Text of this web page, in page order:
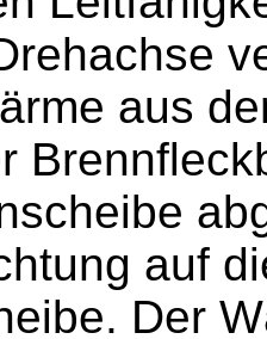
aus
auf
Der